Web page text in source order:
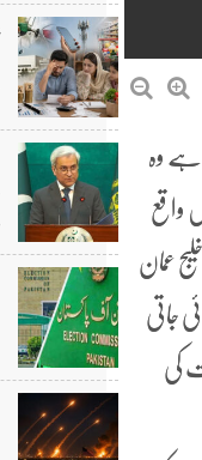
ہے وہ
واقع
عمان
جاتی
کی